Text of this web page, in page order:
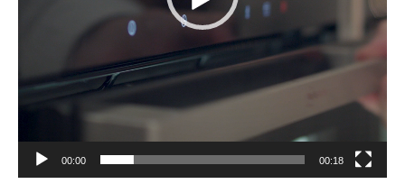
00:00 00:18